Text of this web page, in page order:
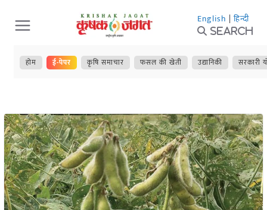
Skip
to
content
English | हिन्दी
Search
होम ई-पेपर कृषि समाचार फसल की खेती उद्यानिकी सरकारी